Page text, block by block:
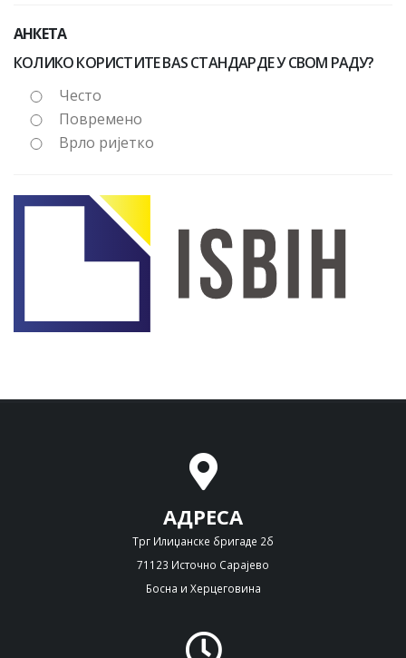
АНКЕТА
КОЛИКО КОРИСТИТЕ BAS СТАНДАРДЕ У СВОМ РАДУ?
Често
Повремено
Врло ријетко
АДРЕСА
Трг Илиџанске бригаде 2б
71123 Источно Сарајево
Босна и Херцеговина